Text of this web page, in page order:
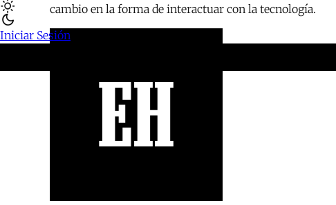
Iniciar Sesión
cambio en la forma de interactuar con la tecnología.